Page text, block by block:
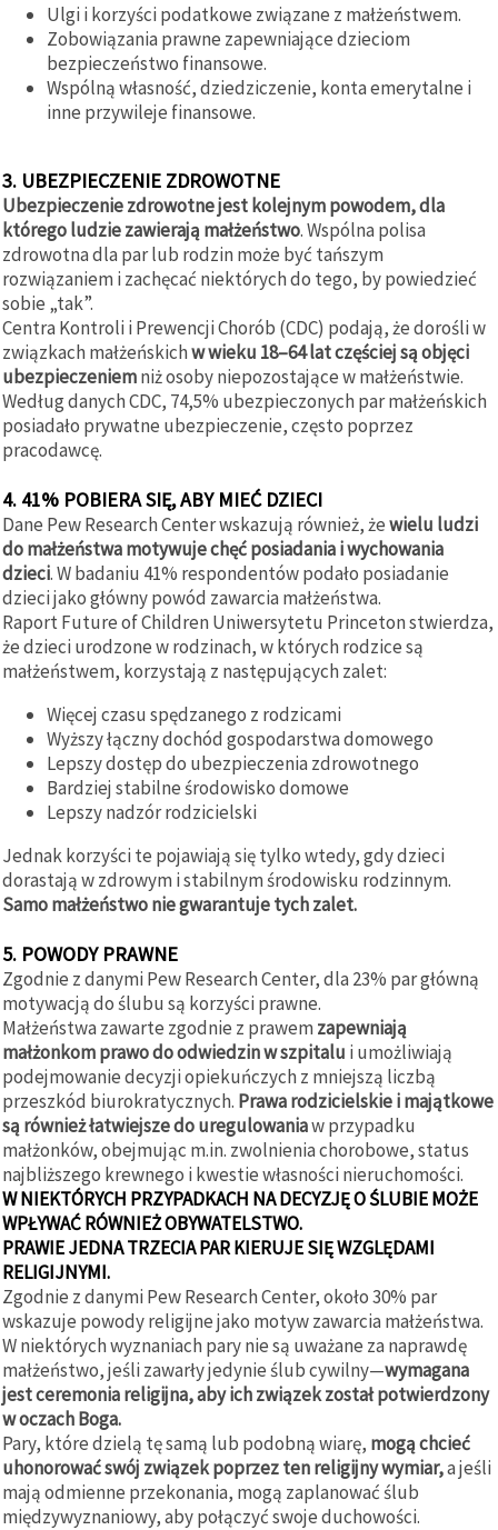
Ulgi i korzyści podatkowe związane z małżeństwem.
Zobowiązania prawne zapewniające dzieciom
bezpieczeństwo finansowe.
Wspólną własność, dziedziczenie, konta emerytalne i
inne przywileje finansowe.
3. UBEZPIECZENIE ZDROWOTNE
Ubezpieczenie zdrowotne jest kolejnym powodem, dla
którego ludzie zawierają małżeństwo. Wspólna polisa
zdrowotna dla par lub rodzin może być tańszym
rozwiązaniem i zachęcać niektórych do tego, by powiedzieć
sobie „tak”.
Centra Kontroli i Prewencji Chorób (CDC) podają, że dorośli w
związkach małżeńskichw wieku 18–64 lat częściej są objęci
ubezpieczeniemniż osoby niepozostające w małżeństwie.
Według danych CDC, 74,5% ubezpieczonych par małżeńskich
posiadało prywatne ubezpieczenie, często poprzez
pracodawcę.
4. 41% POBIERA SIĘ, ABY MIEĆ DZIECI
Dane Pew Research Center wskazują również, żewielu ludzi
do małżeństwa motywuje chęć posiadania i wychowania
dzieci. W badaniu 41% respondentów podało posiadanie
dzieci jako główny powód zawarcia małżeństwa.
Raport Future of Children Uniwersytetu Princeton stwierdza,
że dzieci urodzone w rodzinach, w których rodzice są
małżeństwem, korzystają z następujących zalet:
Więcej czasu spędzanego z rodzicami
Wyższy łączny dochód gospodarstwa domowego
Lepszy dostęp do ubezpieczenia zdrowotnego
Bardziej stabilne środowisko domowe
Lepszy nadzór rodzicielski
Jednak korzyści te pojawiają się tylko wtedy, gdy dzieci
dorastają w zdrowym i stabilnym środowisku rodzinnym.
Samo małżeństwo nie gwarantuje tych zalet.
5. POWODY PRAWNE
Zgodnie z danymi Pew Research Center, dla 23% par główną
motywacją do ślubu są korzyści prawne.
Małżeństwa zawarte zgodnie z prawem zapewniają
małżonkom prawo do odwiedzin w szpitalu i umożliwiają
podejmowanie decyzji opiekuńczych z mniejszą liczbą
przeszkód biurokratycznych. Prawa rodzicielskie i majątkowe
są również łatwiejsze do uregulowaniaw przypadku
małżonków, obejmując m.in. zwolnienia chorobowe, status
najbliższego krewnego i kwestie własności nieruchomości.
W NIEKTÓRYCH PRZYPADKACH NA DECYZJĘ O ŚLUBIE MOŻE
WPŁYWAĆ RÓWNIEŻ OBYWATELSTWO.
PRAWIE JEDNA TRZECIA PAR KIERUJE SIĘ WZGLĘDAMI
RELIGIJNYMI.
Zgodnie z danymi Pew Research Center, około 30% par
wskazuje powody religijne jako motyw zawarcia małżeństwa.
W niektórych wyznaniach pary nie są uważane za naprawdę
małżeństwo, jeśli zawarły jedynie ślub cywilny—wymagana
jest ceremonia religijna, aby ich związek został potwierdzony
w oczach Boga.
Pary, które dzielą tę samą lub podobną wiarę, mogą chcieć
uhonorować swój związek poprzez ten religijny wymiar,a jeśli
mają odmienne przekonania, mogą zaplanować ślub
międzywyznaniowy, aby połączyć swoje duchowości.